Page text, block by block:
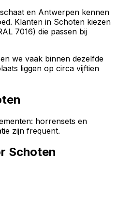
en Antwerpen kennen
Klanten in Schoten kiezen
7016) die passen bij
we vaak binnen dezelfde
liggen op circa vijftien
horrensets en
zijn frequent.
Schoten